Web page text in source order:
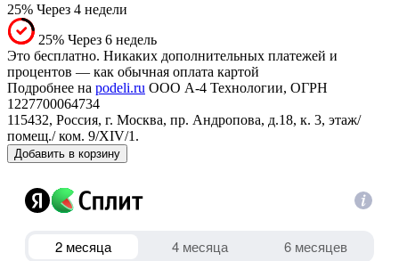
25% Через 4 недели
25% Через 6 недель
Это бесплатно. Никаких дополнительных платежей и
процентов — как обычная оплата картой
Подробнее на podeli.ru ООО А-4 Технологии, ОГРН
1227700064734
115432, Россия, г. Москва, пр. Андропова, д.18, к. 3, этаж/
помещ./ ком. 9/XIV/1.
Добавить в корзину